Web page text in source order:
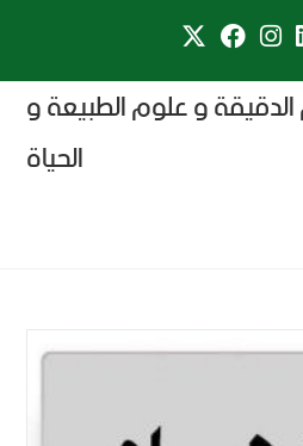
و علوم الطبيعة و
الحياة